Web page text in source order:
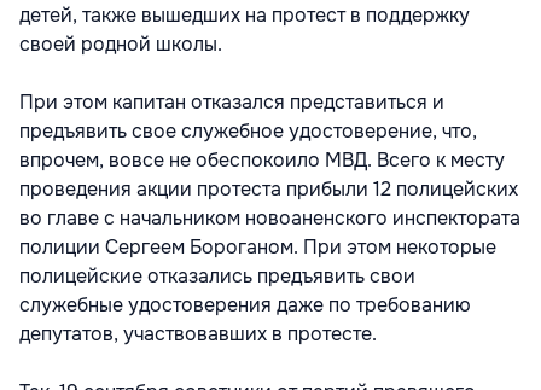
детей, также вышедших на протест в поддержку
своей родной школы.
При этом капитан отказался представиться и
предъявить свое служебное удостоверение, что,
впрочем, вовсе не обеспокоило МВД. Всего к месту
проведения акции протеста прибыли 12 полицейских
во главе с начальником новоаненского инспектората
полиции Сергеем Бороганом. При этом некоторые
полицейские отказались предъявить свои
служебные удостоверения даже по требованию
депутатов, участвовавших в протесте.